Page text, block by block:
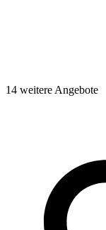
14 weitere Angebote